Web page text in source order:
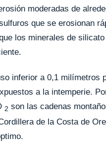
moderadas de
que se erosionan
los minerales de
inferior a 0,1 milímetros
a la intemperie.
2 son las cadenas
de la Costa de